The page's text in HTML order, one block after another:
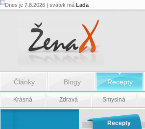
Dnes je 7.8.2026 | svátek má Lada
Články Blogy Recepty
Krásná Zdravá Smyslná
Recepty